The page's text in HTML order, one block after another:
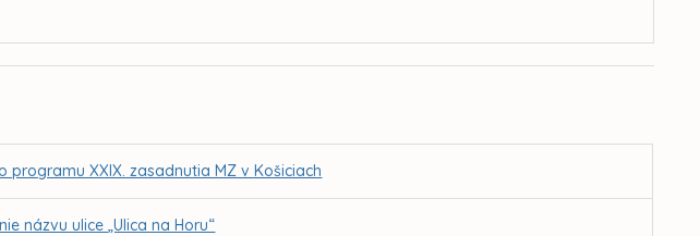
programu XXIX. zasadnutia MZ v Košiciach
názvu ulice „Ulica na Horu“